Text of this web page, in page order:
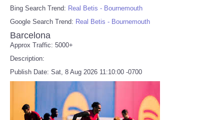
Bing Search Trend: Real Betis - Bournemouth
Google Search Trend: Real Betis - Bournemouth
Barcelona
Approx Traffic: 5000+
Description:
Publish Date: Sat, 8 Aug 2026 11:10:00 -0700